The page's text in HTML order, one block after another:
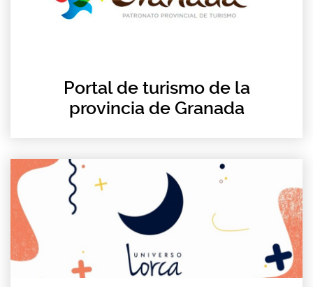
Portal de turismo de la
provincia de Granada